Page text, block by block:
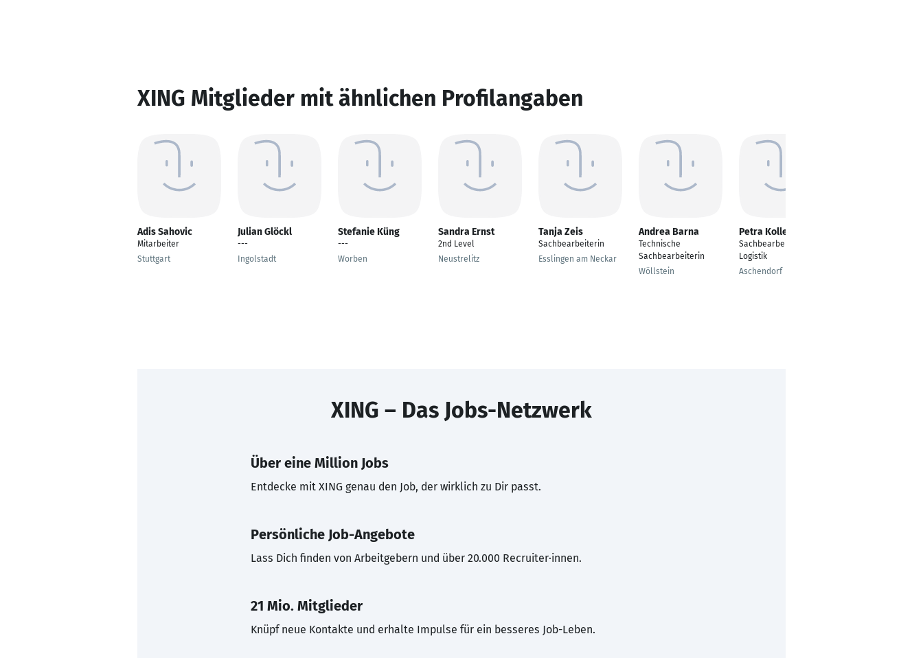
XING Mitglieder mit ähnlichen Profilangaben
Adis Sahovic
Mitarbeiter
Stuttgart
Julian Glöckl
---
Ingolstadt
Stefanie Küng
---
Worben
Sandra Ernst
2nd Level
Neustrelitz
Tanja Zeis
Sachbearbeiterin
Esslingen am Neckar
Andrea Barna
Technische
Sachbearbeiterin
Wöllstein
Petra Kolles
Sachbearbeiterin
Logistik
Aschendorf
XING – Das Jobs-Netzwerk
Über eine Million Jobs
Entdecke mit XING genau den Job, der wirklich zu Dir passt.
Persönliche Job-Angebote
Lass Dich finden von Arbeitgebern und über 20.000 Recruiter·innen.
21 Mio. Mitglieder
Knüpf neue Kontakte und erhalte Impulse für ein besseres Job-Leben.